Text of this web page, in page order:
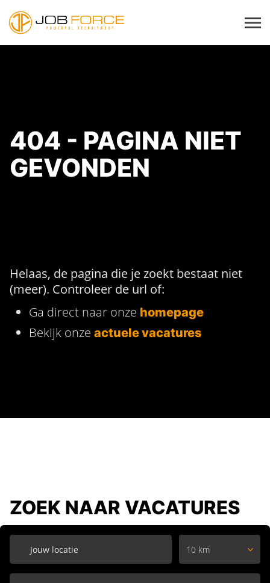
404 - PAGINA NIET
GEVONDEN
Helaas, de pagina die je zoekt bestaat niet
(meer). Controleer de url of:
Ga direct naar onze homepage
Bekijk onze actuele vacatures
ZOEK NAAR VACATURES
10 km